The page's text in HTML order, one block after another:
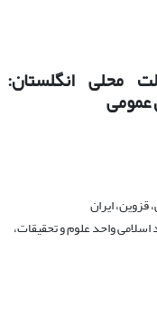
محلی انگلستان:
عمومی
ایران
واحد علوم و تحقیقات،